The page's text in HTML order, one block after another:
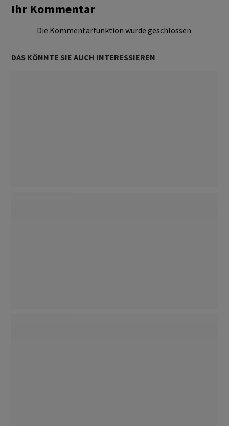
Ihr Kommentar
Die Kommentarfunktion wurde geschlossen.
DAS KÖNNTE SIE AUCH INTERESSIEREN